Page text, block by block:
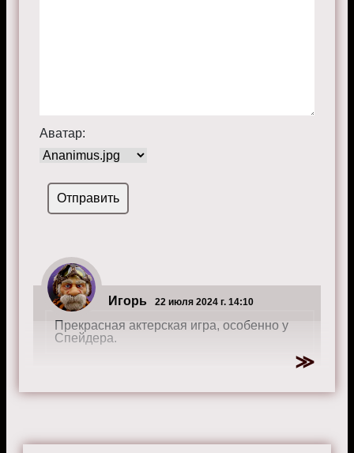
Аватар:
Игорь 22 июля 2024 г. 14:10
Прекрасная актерская игра, особенно у
Спейдера.